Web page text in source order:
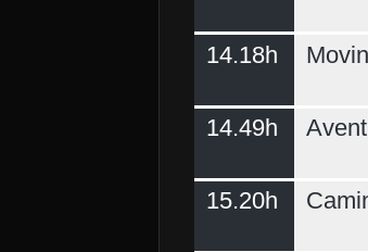
14.18h
14.49h
15.20h